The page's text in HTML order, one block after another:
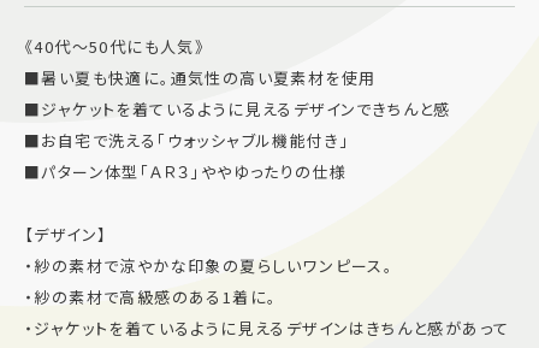
アクセス＆駐車場
Follow US
《40代～50代にも人気》
■暑い夏も快適に。通気性の高い夏素材を使用
■ジャケットを着ているように見えるデザインできちんと感
■お自宅で洗える「ウォッシャブル機能付き」
■パターン体型「ＡＲ３」ややゆったりの仕様
【デザイン】
・紗の素材で涼やかな印象の夏らしいワンピース。
・紗の素材で高級感のある1着に。
・ジャケットを着ているように見えるデザインはきちんと感があって